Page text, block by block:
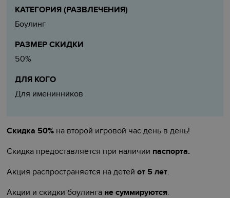
КАТЕГОРИЯ (РАЗВЛЕЧЕНИЯ)
Боулинг
РАЗМЕР СКИДКИ
50%
ДЛЯ КОГО
Для именинников
Скидка 50% на второй игровой час день в день!
Скидка предоставляется при наличии паспорта.
Акция распространяется на детейот 5 лет.
Акции и скидки боулинга не суммируются.